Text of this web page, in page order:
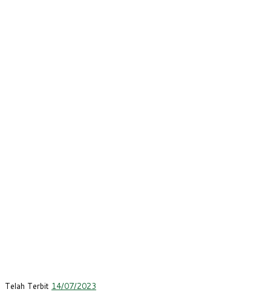
Telah Terbit 14/07/2023